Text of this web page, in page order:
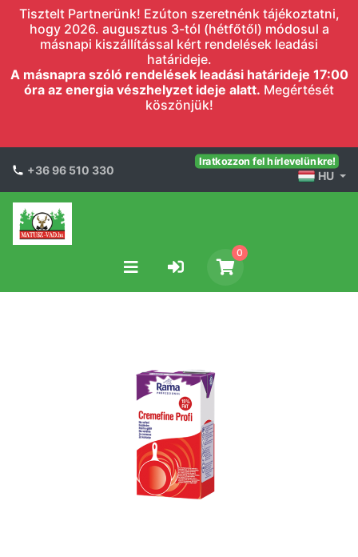
Tisztelt Partnerünk! Ezúton szeretnénk tájékoztatni,
hogy 2026. augusztus 3-tól (hétfőtől) módosul a
másnapi kiszállítással kért rendelések leadási
határideje.
A másnapra szóló rendelések leadási határideje 17:00
óra az energia vészhelyzet ideje alatt. Megértését
köszönjük!
+36 96 510 330
Iratkozzon fel hírlevelünkre!
HU
0